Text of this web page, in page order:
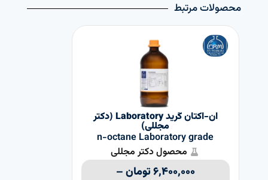
محصولات مرتبط
ان-اکتان گرید Laboratory (دکتر
مجللی)
n-octane Laboratory grade
محصول دکتر مجللی
۶,۴۰۰,۰۰۰تومان–